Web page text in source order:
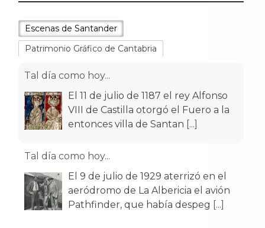
Escenas de Santander
Patrimonio Gráfico de Cantabria
Tal día como hoy...
El 11 de julio de 1187 el rey Alfonso
VIII de Castilla otorgó el Fuero a la
entonces villa de Santan [...]
Tal día como hoy...
El 9 de julio de 1929 aterrizó en el
aeródromo de La Albericia el avión
Pathfinder, que había despeg [...]